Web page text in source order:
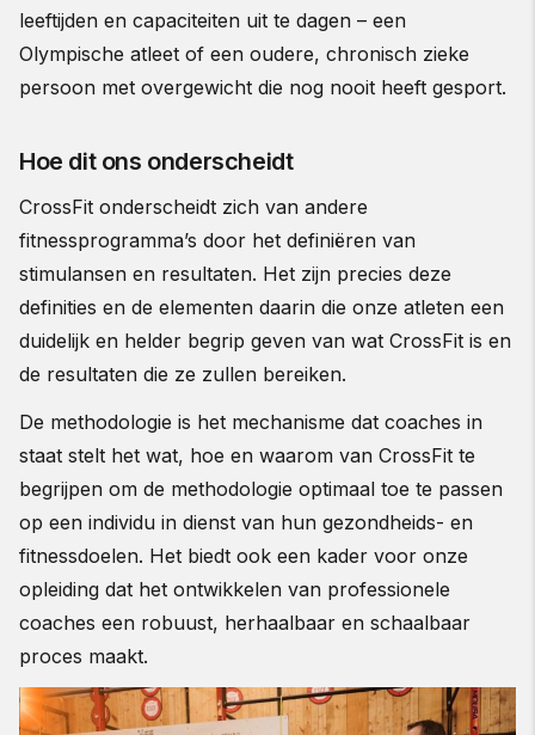
leeftijden en capaciteiten uit te dagen – een
Olympische atleet of een oudere, chronisch zieke
persoon met overgewicht die nog nooit heeft gesport.
Hoe dit ons onderscheidt
CrossFit onderscheidt zich van andere
fitnessprogramma’s door het definiëren van
stimulansen en resultaten. Het zijn precies deze
definities en de elementen daarin die onze atleten een
duidelijk en helder begrip geven van wat CrossFit is en
de resultaten die ze zullen bereiken.
De methodologie is het mechanisme dat coaches in
staat stelt het wat, hoe en waarom van CrossFit te
begrijpen om de methodologie optimaal toe te passen
op een individu in dienst van hun gezondheids- en
fitnessdoelen. Het biedt ook een kader voor onze
opleiding dat het ontwikkelen van professionele
coaches een robuust, herhaalbaar en schaalbaar
proces maakt.